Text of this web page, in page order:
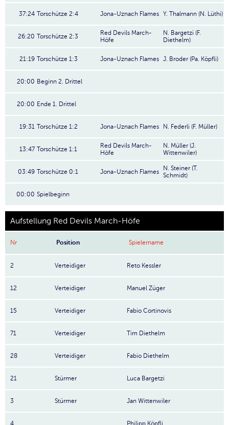
37:24 Torschütze 2:4 Jona-Uznach Flames Y. Thalmann (N. Lüthi)
26:20 Torschütze 2:3
Red Devils March-
Höfe
N. Bargetzi (F.
Diethelm)
21:19 Torschütze 1:3 Jona-Uznach Flames J. Broder (Pa. Köpfli)
20:00 Beginn 2. Drittel
20:00 Ende 1. Drittel
19:31 Torschütze 1:2 Jona-Uznach Flames N. Federli (F. Müller)
13:47 Torschütze 1:1
Red Devils March-
Höfe
N. Müller (J.
Wittenwiler)
03:49 Torschütze 0:1 Jona-Uznach Flames
N. Steiner (T.
Schmidt)
00:00 Spielbeginn
Aufstellung Red Devils March-Höfe
Nr Position Spielername
2 Verteidiger Reto Kessler
12 Verteidiger Manuel Züger
15 Verteidiger Fabio Cortinovis
71 Verteidiger Tim Diethelm
28 Verteidiger Fabio Diethelm
21 Stürmer Luca Bargetzi
3 Stürmer Jan Wittenwiler
4 Philipp Köpfli